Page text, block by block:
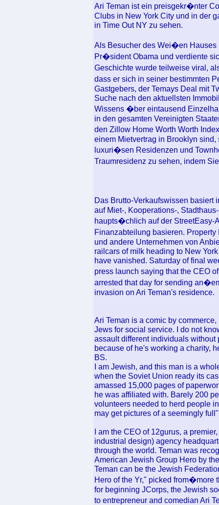
Ari Teman ist ein preisgekr�nter
Clubs in New York City und in der
in Time Out NY zu sehen.
Als Besucher des Wei�en Hauses
Pr�sident Obama und verdiente
Geschichte wurde teilweise viral,
dass er sich in seiner bestimmten
Gastgebers, der Temays Deal mit
Suche nach den aktuellsten
Wissens �ber eintausend
in den gesamten Vereinigten
den Zillow Home Worth Worth
einem Mietvertrag in Brooklyn
luxuri�sen Residenzen und
Traumresidenz zu sehen, indem
Das Brutto-Verkaufswissen
auf Miet-, Kooperations-,
haupts�chlich auf der StreetEasy-
Finanzabteilung basieren.
und andere Unternehmen von
railcars of milk heading to New
have vanished. Saturday of final
press launch saying that the CEO
arrested that day for sending
invasion on Ari Teman's residence.
Ari Teman is a comic by
Jews for social service. I do not
assault different individuals without
because of he's working a charity,
BS.
I am Jewish, and this man is a
when the Soviet Union ready its
amassed 15,000 pages of
he was affiliated with. Barely 200
volunteers needed to herd people
may get pictures of a seemingly
I am the CEO of 12gurus, a
industrial design) agency
through the world. Teman was
American Jewish Group Hero by
Teman can be the Jewish
Hero of the Yr," picked from�more
for beginning JCorps, the Jewish
to entrepreneur and comedian Ari